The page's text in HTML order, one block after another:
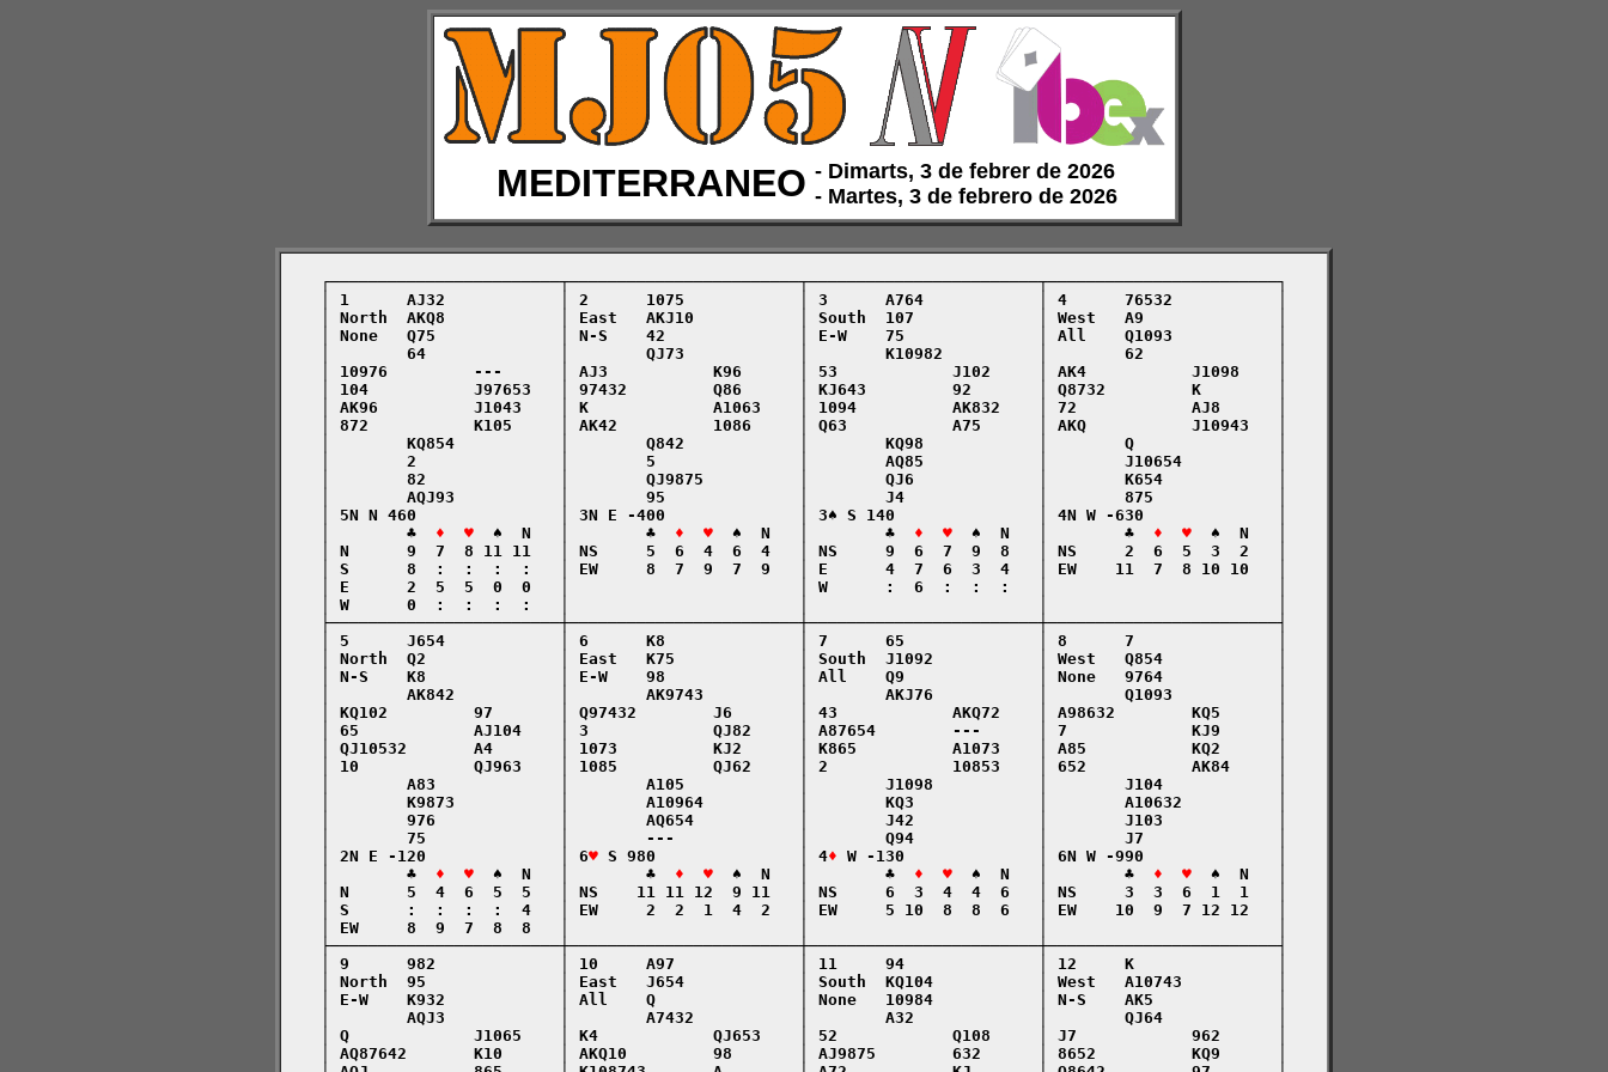
MEDITERRANEO ‑ Dimarts, 3 de febrer de 2026
‑ Martes, 3 de febrero de 2026
    ┌────────────────────────┬────────────────────────┬────────────────────────┬────────────────────────┐
    │ 1      AJ32            │ 2      1075            │ 3      A764            │ 4      76532           │
    │ North  AKQ8            │ East   AKJ10           │ South  107             │ West   A9              │
    │ None   Q75             │ N-S    42              │ E-W    75              │ All    Q1093           │
    │        64              │        QJ73            │        K10982          │        62              │
    │ 10976         ---      │ AJ3           K96      │ 53            J102     │ AK4           J1098    │
    │ 104           J97653   │ 97432         Q86      │ KJ643         92       │ Q8732         K        │
    │ AK96          J1043    │ K             A1063    │ 1094          AK832    │ 72            AJ8      │
    │ 872           K105     │ AK42          1086     │ Q63           A75      │ AKQ           J10943   │
    │        KQ854           │        Q842            │        KQ98            │        Q               │
    │        2               │        5               │        AQ85            │        J10654          │
    │        82              │        QJ9875          │        QJ6             │        K654            │
    │        AQJ93           │        95              │        J4              │        875             │
    │ 5N N 460               │ 3N E -400              │ 3♠ S 140               │ 4N W -630              │
    │        ♣
♦  ♥
  ♠  N   │        ♣
♦  ♥
  ♠  N   │        ♣
♦  ♥
  ♠  N   │        ♣
♦  ♥
  ♠  N   │
    │ N      9  7  8 11 11   │ NS     5  6  4  6  4   │ NS     9  6  7  9  8   │ NS     2  6  5  3  2   │
    │ S      8  :  :  :  :   │ EW     8  7  9  7  9   │ E      4  7  6  3  4   │ EW    11  7  8 10 10   │
    │ E      2  5  5  0  0   │                        │ W      :  6  :  :  :   │                        │
    │ W      0  :  :  :  :   │                        │                        │                        │
    ├────────────────────────┼────────────────────────┼────────────────────────┼────────────────────────┤
    │ 5      J654            │ 6      K8              │ 7      65              │ 8      7               │
    │ North  Q2              │ East   K75             │ South  J1092           │ West   Q854            │
    │ N-S    K8              │ E-W    98              │ All    Q9              │ None   9764            │
    │        AK842           │        AK9743          │        AKJ76           │        Q1093           │
    │ KQ102         97       │ Q97432        J6       │ 43            AKQ72    │ A98632        KQ5      │
    │ 65            AJ104    │ 3             QJ82     │ A87654        ---      │ 7             KJ9      │
    │ QJ10532       A4       │ 1073          KJ2      │ K865          A1073    │ A85           KQ2      │
    │ 10            QJ963    │ 1085          QJ62     │ 2             10853    │ 652           AK84     │
    │        A83             │        A105            │        J1098           │        J104            │
    │        K9873           │        A10964          │        KQ3             │        A10632          │
    │        976             │        AQ654           │        J42             │        J103            │
    │        75              │        ---             │        Q94             │        J7              │
    │ 2N E -120              │ 6
♥ S 980               │ 4♦ W -130              │ 6N W -990              │
    │        ♣
♦  ♥
  ♠  N   │        ♣
♦  ♥
  ♠  N   │        ♣
♦  ♥
  ♠  N   │        ♣
♦  ♥
  ♠  N   │
    │ N      5  4  6  5  5   │ NS    11 11 12  9 11   │ NS     6  3  4  4  6   │ NS     3  3  6  1  1   │
    │ S      :  :  :  :  4   │ EW     2  2  1  4  2   │ EW     5 10  8  8  6   │ EW    10  9  7 12 12   │
    │ EW     8  9  7  8  8   │                        │                        │                        │
    ├────────────────────────┼────────────────────────┼────────────────────────┼────────────────────────┤
    │ 9      982             │ 10     A97             │ 11     94              │ 12     K               │
    │ North  95              │ East   J654            │ South  KQ104           │ West   A10743          │
    │ E-W    K932            │ All    Q               │ None   10984           │ N-S    AK5             │
    │        AQJ3            │        A7432           │        A32             │        QJ64            │
    │ Q             J1065    │ K4            QJ653    │ 52            Q108     │ J7            962      │
    │ AQ87642       K10      │ AKQ10         98       │ AJ9875        632      │ 8652          KQ9      │